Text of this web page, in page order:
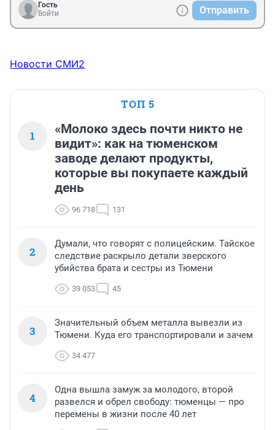
Гость
Войти
Отправить
Новости СМИ2
ТОП 5
1
«Молоко здесь почти никто не
видит»: как на тюменском
заводе делают продукты,
которые вы покупаете каждый
день
96 718 131
2
Думали, что говорят с полицейским. Тайское
следствие раскрыло детали зверского
убийства брата и сестры из Тюмени
39 053 45
3
Значительный объем металла вывезли из
Тюмени. Куда его транспортировали и зачем
34 477
4
Одна вышла замуж за молодого, второй
развелся и обрел свободу: тюменцы — про
перемены в жизни после 40 лет